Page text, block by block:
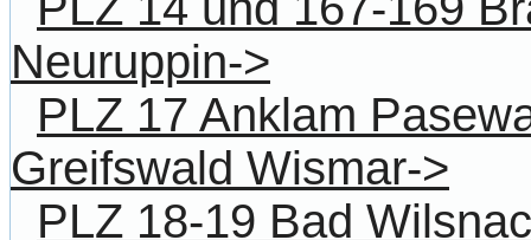
Neuruppin->
PLZ 17 Anklam
Greifswald Wismar->
PLZ 18-19 Bad